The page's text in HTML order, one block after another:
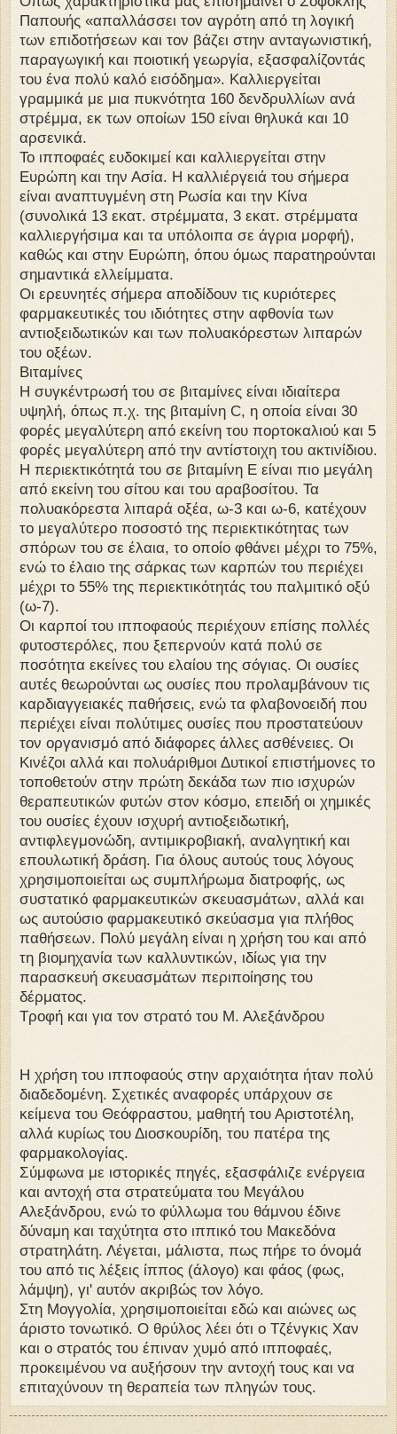
Παπουής «απαλλάσσει τον αγρότη από τη λογική
των επιδοτήσεων και τον βάζει στην ανταγωνιστική,
παραγωγική και ποιοτική γεωργία, εξασφαλίζοντάς
του ένα πολύ καλό εισόδημα». Καλλιεργείται
γραμμικά με μια πυκνότητα 160 δενδρυλλίων ανά
στρέμμα, εκ των οποίων 150 είναι θηλυκά και 10
αρσενικά.
Το ιπποφαές ευδοκιμεί και καλλιεργείται στην
Ευρώπη και την Ασία. Η καλλιέργειά του σήμερα
είναι αναπτυγμένη στη Ρωσία και την Κίνα
(συνολικά 13 εκατ. στρέμματα, 3 εκατ. στρέμματα
καλλιεργήσιμα και τα υπόλοιπα σε άγρια μορφή),
καθώς και στην Ευρώπη, όπου όμως παρατηρούνται
σημαντικά ελλείμματα.
Οι ερευνητές σήμερα αποδίδουν τις κυριότερες
φαρμακευτικές του ιδιότητες στην αφθονία των
αντιοξειδωτικών και των πολυακόρεστων λιπαρών
του οξέων.
Βιταμίνες
Η συγκέντρωσή του σε βιταμίνες είναι ιδιαίτερα
υψηλή, όπως π.χ. της βιταμίνη C, η οποία είναι 30
φορές μεγαλύτερη από εκείνη του πορτοκαλιού και 5
φορές μεγαλύτερη από την αντίστοιχη του ακτινίδιου.
Η περιεκτικότητά του σε βιταμίνη Ε είναι πιο μεγάλη
από εκείνη του σίτου και του αραβοσίτου. Τα
πολυακόρεστα λιπαρά οξέα, ω-3 και ω-6, κατέχουν
το μεγαλύτερο ποσοστό της περιεκτικότητας των
σπόρων του σε έλαια, το οποίο φθάνει μέχρι το 75%,
ενώ το έλαιο της σάρκας των καρπών του περιέχει
μέχρι το 55% της περιεκτικότητάς του παλμιτικό οξύ
(ω-7).
Οι καρποί του ιπποφαούς περιέχουν επίσης πολλές
φυτοστερόλες, που ξεπερνούν κατά πολύ σε
ποσότητα εκείνες του ελαίου της σόγιας. Οι ουσίες
αυτές θεωρούνται ως ουσίες που προλαμβάνουν τις
καρδιαγγειακές παθήσεις, ενώ τα φλαβονοειδή που
περιέχει είναι πολύτιμες ουσίες που προστατεύουν
τον οργανισμό από διάφορες άλλες ασθένειες. Οι
Κινέζοι αλλά και πολυάριθμοι Δυτικοί επιστήμονες το
τοποθετούν στην πρώτη δεκάδα των πιο ισχυρών
θεραπευτικών φυτών στον κόσμο, επειδή οι χημικές
του ουσίες έχουν ισχυρή αντιοξειδωτική,
αντιφλεγμονώδη, αντιμικροβιακή, αναλγητική και
επουλωτική δράση. Για όλους αυτούς τους λόγους
χρησιμοποιείται ως συμπλήρωμα διατροφής, ως
συστατικό φαρμακευτικών σκευασμάτων, αλλά και
ως αυτούσιο φαρμακευτικό σκεύασμα για πλήθος
παθήσεων. Πολύ μεγάλη είναι η χρήση του και από
τη βιομηχανία των καλλυντικών, ιδίως για την
παρασκευή σκευασμάτων περιποίησης του
δέρματος.
Τροφή και για τον στρατό του Μ. Αλεξάνδρου
Η χρήση του ιπποφαούς στην αρχαιότητα ήταν πολύ
διαδεδομένη. Σχετικές αναφορές υπάρχουν σε
κείμενα του Θεόφραστου, μαθητή του Αριστοτέλη,
αλλά κυρίως του Διοσκουρίδη, του πατέρα της
φαρμακολογίας.
Σύμφωνα με ιστορικές πηγές, εξασφάλιζε ενέργεια
και αντοχή στα στρατεύματα του Μεγάλου
Αλεξάνδρου, ενώ το φύλλωμα του θάμνου έδινε
δύναμη και ταχύτητα στο ιππικό του Μακεδόνα
στρατηλάτη. Λέγεται, μάλιστα, πως πήρε το όνομά
του από τις λέξεις ίππος (άλογο) και φάος (φως,
λάμψη), γι' αυτόν ακριβώς τον λόγο.
Στη Μογγολία, χρησιμοποιείται εδώ και αιώνες ως
άριστο τονωτικό. Ο θρύλος λέει ότι ο Τζένγκις Χαν
και ο στρατός του έπιναν χυμό από ιπποφαές,
προκειμένου να αυξήσουν την αντοχή τους και να
επιταχύνουν τη θεραπεία των πληγών τους.